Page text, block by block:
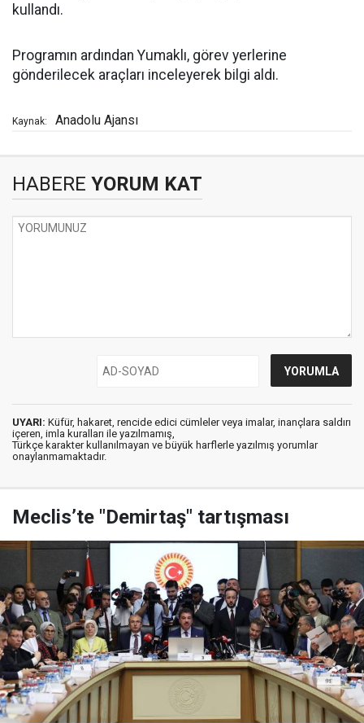
kullandı.
Programın ardından Yumaklı, görev yerlerine
gönderilecek araçları inceleyerek bilgi aldı.
Kaynak: Anadolu Ajansı
HABERE YORUM KAT
UYARI: Küfür, hakaret, rencide edici cümleler veya imalar, inançlara saldırı
içeren, imla kuralları ile yazılmamış,
Türkçe karakter kullanılmayan ve büyük harflerle yazılmış yorumlar
onaylanmamaktadır.
Meclis’te "Demirtaş" tartışması